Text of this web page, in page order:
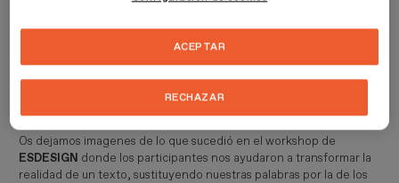
consistente en percibir sentidos de manera hibridada. Además
presentó el Loom by Day, una iniciativa gratuita en el Poblenou
Os dejamos imagenes de lo que sucedió en el workshop de
ESDESIGN donde los participantes nos ayudaron a transformar la
realidad de un texto, sustituyendo nuestras palabras por la de los
RECHAZAR
ACEPTAR